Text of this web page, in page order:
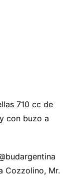
710 cc de
con buzo a
Cozzolino, Mr.